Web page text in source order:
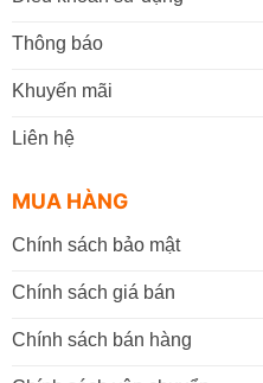
Thông báo
Khuyến mãi
Liên hệ
MUA HÀNG
Chính sách bảo mật
Chính sách giá bán
Chính sách bán hàng